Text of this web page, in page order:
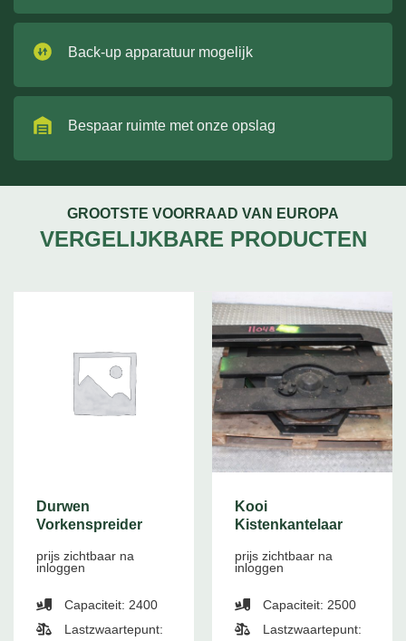
Back-up apparatuur mogelijk
Bespaar ruimte met onze opslag
GROOTSTE VOORRAAD VAN EUROPA
VERGELIJKBARE PRODUCTEN
Durwen
Vorkenspreider
prijs zichtbaar na
inloggen
Capaciteit: 2400
Lastzwaartepunt:
Kooi
Kistenkantelaar
prijs zichtbaar na
inloggen
Capaciteit: 2500
Lastzwaartepunt: